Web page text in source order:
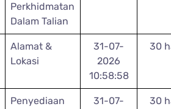
Perkhidmatan
Dalam Talian
Alamat &
Lokasi
31-07-
2026
10:58:58
30
Penyediaan
31-07-
30